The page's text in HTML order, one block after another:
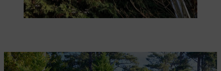
Una potatura topiaria regolare mantiene la larghezza desiderata.